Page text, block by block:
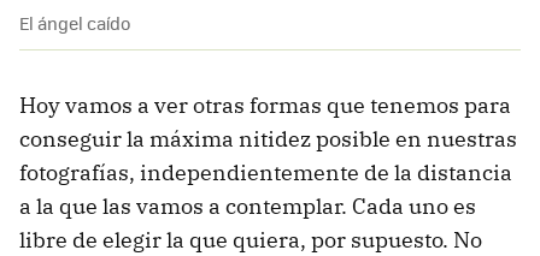
El ángel caído
Hoy vamos a ver otras formas que tenemos para
conseguir la máxima nitidez posible en nuestras
fotografías, independientemente de la distancia
a la que las vamos a contemplar. Cada uno es
libre de elegir la que quiera, por supuesto. No